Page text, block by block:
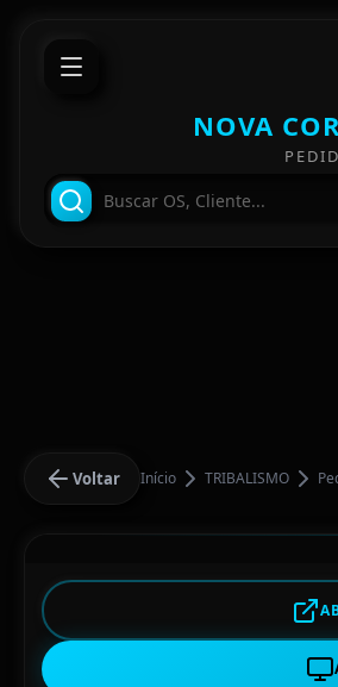
NOVA
Voltar Início TRIBALISMO